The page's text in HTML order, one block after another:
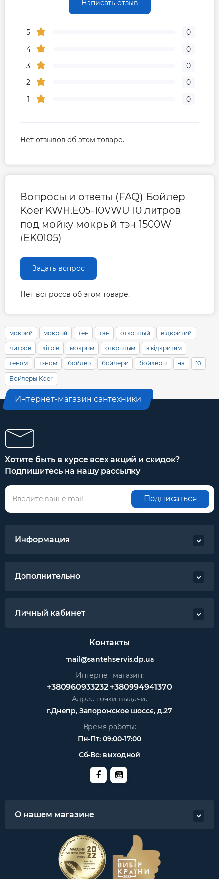
Написать отзыв
5
0
4
0
3
0
2
0
1
0
Нет отзывов об этом товаре.
Вопросы и ответы (FAQ) Бойлер
Koer KWH.E05-10VWU 10 литров
под мойку мокрый тэн 1500W
(EK0105)
Задать вопрос
Нет вопросов об этом товаре.
мокрий мокрый тен тэн открытый відкритий
литров літрів мокрым открытым з відкритим
теном тэном бойлер бойлери бойлеры на 10
Бойлеры Koer
Интернет-магазин сантехники
Хотите быть в курсе всех акций и скидок?
Подпишитесь на нашу рассылку
Подписаться
Информация
Дополнительно
Личный кабинет
Контакты
mail@santehservis.dp.ua
Интернет магазин:
+380960933232 +380994941370
Адрес точки выдачи:
г.Днепр, Запорожское шоссе, д.27
Время работы:
Пн-Пт: 09:00-17:00
Сб-Вс: выходной
О нашем магазине